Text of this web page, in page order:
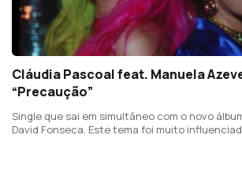
Cláudia Pascoal feat. Manuela
“Precaução”
Single que sai em simultâneo com o novo
David Fonseca. Este tema foi muito